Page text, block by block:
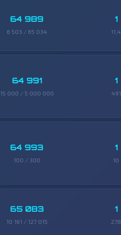
64 989
6 503 / 65 034
1
11,4
64 991
15 000 / 5 000 000
1
491
64 993
100 / 300
1
10
65 083
10 161 / 127 015
1
278